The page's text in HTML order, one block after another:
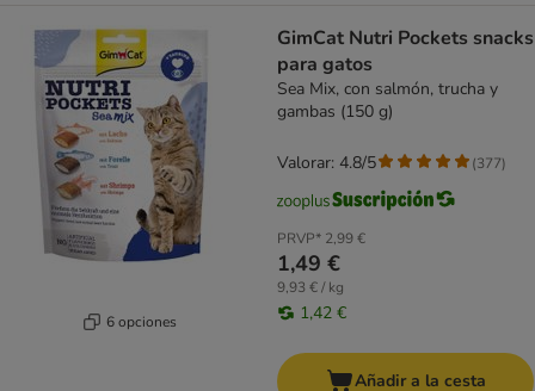
6 opciones
GimCat Nutri Pockets snacks
para gatos
Sea Mix, con salmón, trucha y
gambas (150 g)
PRVP* 2,99 €
1,49 €
9,93 € / kg
1,42 €
Valorar: 4.8/5 (377)
Añadir a la cesta